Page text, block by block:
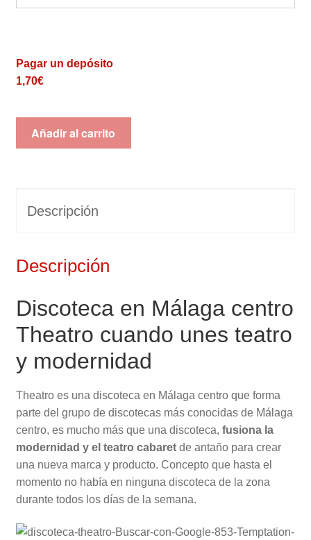
Pagar un depósito
1,70€
Añadir al carrito
Descripción
Descripción
Discoteca en Málaga centro
Theatro cuando unes teatro
y modernidad
Theatro es una discoteca en Málaga centro que forma
parte del grupo de discotecas más conocidas de Málaga
centro, es mucho más que una discoteca, fusiona la
modernidad y el teatro cabaretde antaño para crear
una nueva marca y producto. Concepto que hasta el
momento no había en ninguna discoteca de la zona
durante todos los días de la semana.